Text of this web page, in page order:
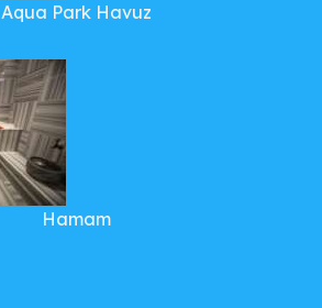
Aqua Park Havuz
Hamam